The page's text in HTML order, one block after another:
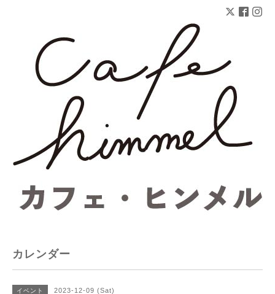
カレンダー
イベント 2023-12-09 (Sat)